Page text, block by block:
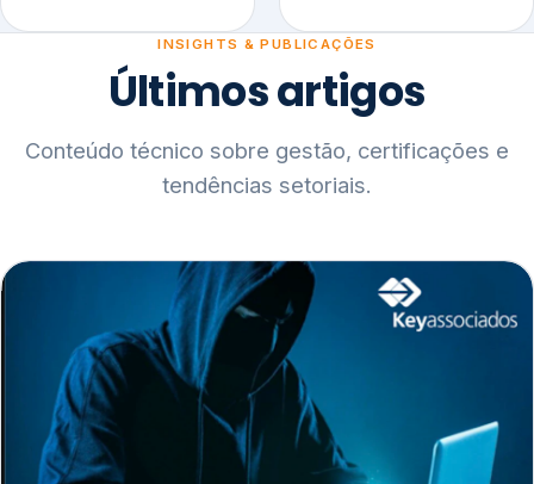
INSIGHTS & PUBLICAÇÕES
Últimos artigos
Conteúdo técnico sobre gestão, certificações e
tendências setoriais.